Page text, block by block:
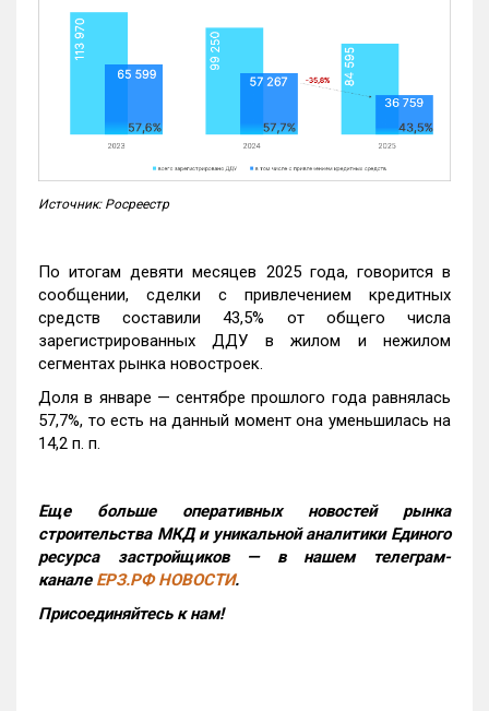
Источник: Росреестр
По итогам девяти месяцев 2025 года, говорится в
сообщении, сделки с привлечением кредитных
средств составили 43,5% от общего числа
зарегистрированных ДДУ в жилом и нежилом
сегментах рынка новостроек.
Доля в январе — сентябре прошлого года равнялась
57,7%, то есть на данный момент она уменьшилась на
14,2 п. п.
Еще больше оперативных новостей рынка
строительства МКД и уникальной аналитики Единого
ресурса застройщиков — в нашем телеграм-
канале ЕРЗ.РФ НОВОСТИ.
Присоединяйтесь к нам!